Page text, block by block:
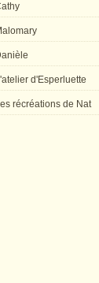
d'Esperluette
récréations de Nat